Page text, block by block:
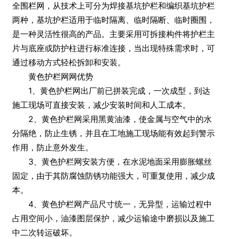
全围栏网，从技术上可分为焊接基坑护栏和编织基坑护栏
两种，基坑护栏适用于临时隔离、临时隔断、临时圈围，
是一种灵活性很高的产品。主要采用可拆接构件将护栏主
片与底座或防护柱进行标准连接，当出现特殊需求时，可
通过移动方式轻松拆卸和安装。
黄色护栏网网优势
1、黄色护栏网出厂前已拼装完成，一次成型，到达
施工现场可直接安装，减少安装时间和人工成本。
2、黄色护栏网采用黑黄油漆，使金属与空气中的水
分隔绝，防止生锈，并且在工地施工现场能有效起到警示
作用，防止意外发生。
3、黄色护栏网安装方便，在水泥地面采用膨胀螺丝
固定，由于其防腐蚀防锈功能强大，可重复使用，减少成
本。
4、黄色护栏网产品尺寸统一，无异型，运输过程中
占用空间小，油漆图层保护，减少运输途中磨损以及施工
中二次转运破坏。